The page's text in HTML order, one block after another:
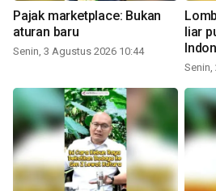
Pajak marketplace: Bukan
aturan baru
Senin, 3 Agustus 2026 10:44
liar
Senin,